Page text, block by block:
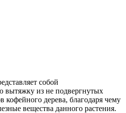
собой
вытяжку из не подвергнутых
кофейного дерева, благодаря чему
вещества данного растения.